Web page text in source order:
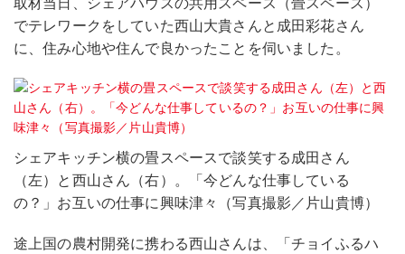
でテレワークをしていた西山大貴さんと成田彩花さん
に、住み心地や住んで良かったことを伺いました。
シェアキッチン横の畳スペースで談笑する成田さん
（左）と西山さん（右）。「今どんな仕事している
の？」お互いの仕事に興味津々（写真撮影／片山貴博）
途上国の農村開発に携わる西山さんは、「チョイふるハ